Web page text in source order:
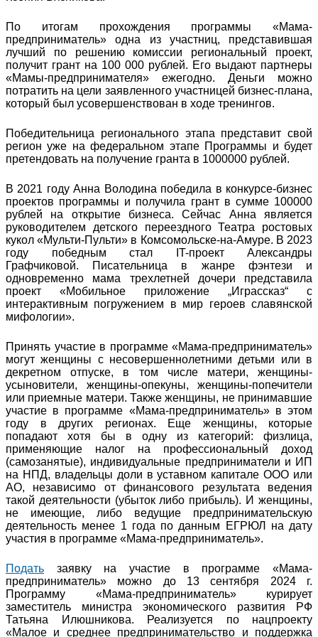
По итогам прохождения программы «Мама-
предприниматель» одна из участниц, представившая
лучший по решению комиссии региональный проект,
получит грант на 100 000 рублей. Его выдают партнеры
«Мамы-предпринимателя» ежегодно. Деньги можно
потратить на цели заявленного участницей бизнес-плана,
который был усовершенствован в ходе тренингов.
Победительница регионального этапа представит свой
регион уже на федеральном этапе Программы и будет
претендовать на получение гранта в 1000000 рублей.
В 2021 году Анна Володина победила в конкурсе-бизнес
проектов программы и получила грант в сумме 100000
рублей на открытие бизнеса. Сейчас Анна является
руководителем детского переездного Театра ростовых
кукол «Мульти-Пульти» в Комсомольске-на-Амуре. В 2023
году победным стал IT-проект Александры
Графчиковой. Писательница в жанре фэнтези и
одновременно мама трехлетней дочери представила
проект «Мобильное приложение „Играссказ“ с
интерактивным погружением в мир героев славянской
мифологии».
Принять участие в программе «Мама-предприниматель»
могут женщины с несовершеннолетними детьми или в
декретном отпуске, в том числе матери, женщины-
усыновители, женщины-опекуны, женщины-попечители
или приемные матери. Также женщины, не принимавшие
участие в программе «Мама-предприниматель» в этом
году в других регионах. Еще женщины, которые
попадают хотя бы в одну из категорий: физлица,
применяющие налог на профессиональный доход
(самозанятые), индивидуальные предприниматели и ИП
на НПД, владельцы доли в уставном капитале ООО или
АО, независимо от финансового результата ведения
такой деятельности (убыток либо прибыль). И женщины,
не имеющие, либо ведущие предпринимательскую
деятельность менее 1 года по данным ЕГРЮЛ на дату
участия в программе «Мама-предприниматель».
Подать заявку на участие в программе «Мама-
предприниматель» можно до 13 сентября 2024 г.
Программу «Мама-предприниматель» курирует
заместитель министра экономического развития РФ
Татьяна Илюшникова. Реализуется по нацпроекту
«Малое и среднее предпринимательство и поддержка